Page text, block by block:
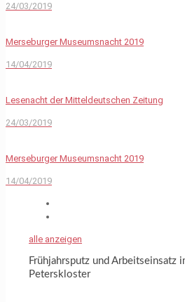
24/03/2019
Merseburger Museumsnacht 2019
14/04/2019
Lesenacht der Mitteldeutschen Zeitung
24/03/2019
Merseburger Museumsnacht 2019
14/04/2019
alle anzeigen
Frühjahrsputz und Arbeitseinsatz
Peterskloster